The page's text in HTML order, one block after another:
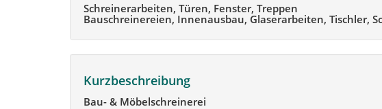
Schreinerarbeiten, Türen, Fenster, Treppen
Bauschreinereien, Innenausbau, Glaserarbeiten, Tischler,
Kurzbeschreibung
Bau- & Möbelschreinerei